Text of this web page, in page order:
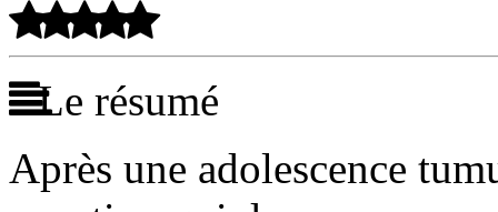
Le résumé
Après une adolescence